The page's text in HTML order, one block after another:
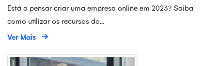
Está a pensar criar uma empresa online em 2023? Saiba
como utilizar os recursos do...
Ver Mais